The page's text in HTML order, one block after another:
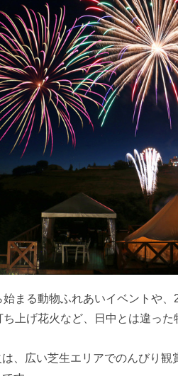
まる動物ふれあいイベントや、
上げ花火など、日中とは違った
、広い芝生エリアでのんびり